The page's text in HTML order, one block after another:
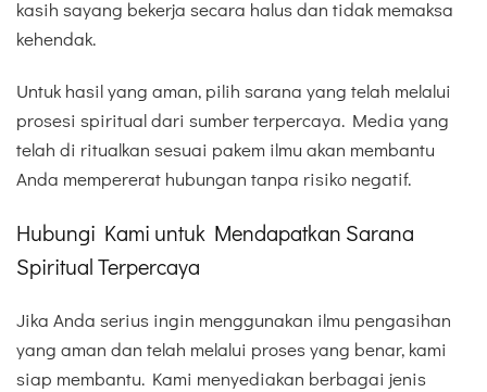
kasih sayang bekerja secara halus dan tidak memaksa
kehendak.
Untuk hasil yang aman, pilih sarana yang telah melalui
prosesi spiritual dari sumber terpercaya. Media yang
telah di ritualkan sesuai pakem ilmu akan membantu
Anda mempererat hubungan tanpa risiko negatif.
Hubungi Kami untuk Mendapatkan Sarana
Spiritual Terpercaya
Jika Anda serius ingin menggunakan ilmu pengasihan
yang aman dan telah melalui proses yang benar, kami
siap membantu. Kami menyediakan berbagai jenis